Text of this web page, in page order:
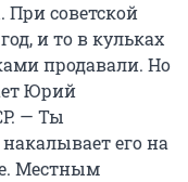
советской
и то в кульках
продавали. Но
Юрий
— Ты
его на
Местным